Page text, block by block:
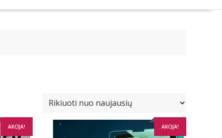
AKCIJA! AKCIJA!